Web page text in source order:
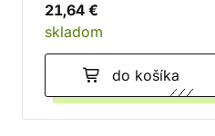
21,64 €
skladom
do košíka